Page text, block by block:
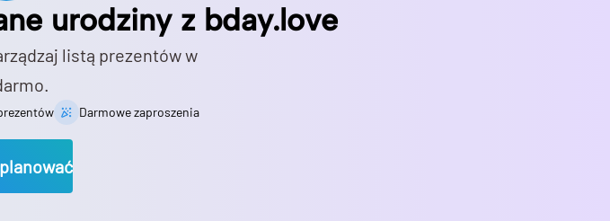
urodziny z bday.love
listą prezentów w
Darmowe zaproszenia